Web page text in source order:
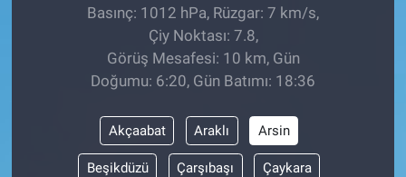
Basınç: 1012 hPa, Rüzgar: 7 km/s,
Çiy Noktası: 7.8,
Görüş Mesafesi: 10 km, Gün
Doğumu: 6:20, Gün Batımı: 18:36
Akçaabat Araklı Arsin
Beşikdüzü Çarşıbaşı Çaykara